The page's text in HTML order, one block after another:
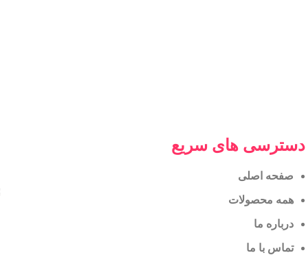
دسترسی های سریع
صفحه اصلی
همه محصولات
درباره ما
تماس با ما